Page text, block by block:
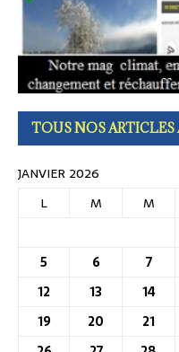
TOUS NOS ARTICLES
JANVIER 2026
L
M M
5
6 7
12
13 14
19
20 21